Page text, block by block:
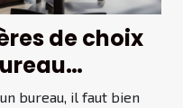
de choix
bureau, il faut bien